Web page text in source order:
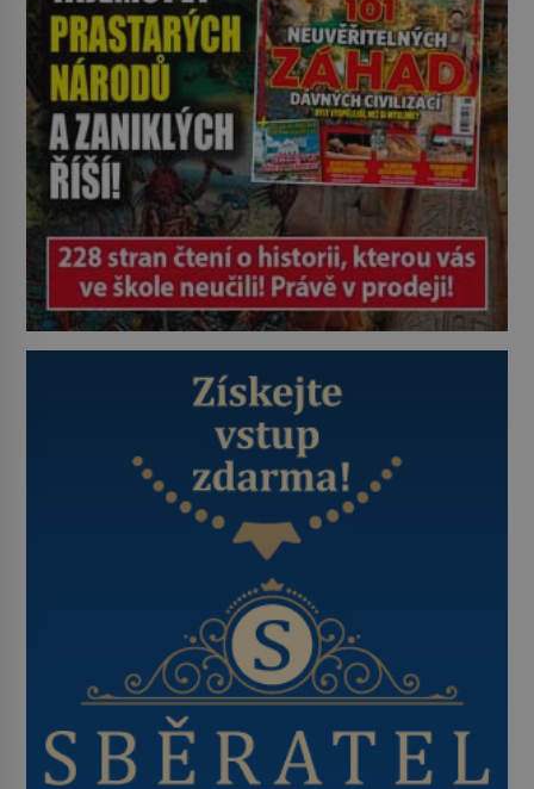
zastáncem stoicismu, učení, […]